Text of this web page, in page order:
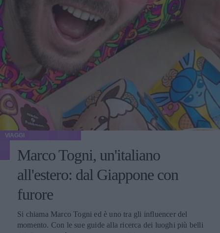
VIAGGI
Marco Togni, un'italiano
all'estero: dal Giappone con
furore
Si chiama Marco Togni ed è uno tra gli influencer del
momento. Con le sue guide alla ricerca dei luoghi più belli